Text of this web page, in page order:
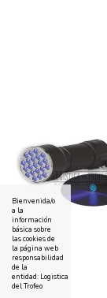
Bienvenida/o
a la
información
básica sobre
las cookies de
la página web
responsabilidad
de la
entidad: Logistica
del Trofeo